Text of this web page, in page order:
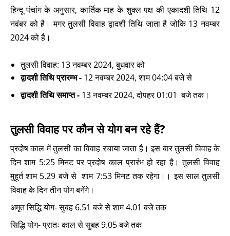
हिन्दू पंचांग के अनुसार, कार्तिक माह के शुक्ल पक्ष की एकादशी तिथि 12
नवंबर को है। मगर तुलसी विवाह द्वादशी तिथि जाता है जोकि 13 नवम्बर
2024 को है।
तुलसी विवाह: 13 नवम्बर 2024, बुधवार को
द्वादशी तिथि प्रारम्भ - 12 नवम्बर 2024, शाम 04:04 बजे से
द्वादशी तिथि समाप्त - 13 नवम्बर 2024, दोपहर 01:01 बजे तक।
तुलसी विवाह पर कौन से योग बन रहे हैं?
प्रदोष काल में तुलसी का विवाह रचाया जाता है। इस बार तुलसी विवाह के
दिन शाम 5:25 मिनट पर प्रदोष काल प्रारंभ हो रहा है। तुलसी विवाह
मुहूर्त शाम 5.29 बजे से शाम 7:53 मिनट तक रहेगा।। इस साल तुलसी
विवाह के दिन तीन योग बनेंगे।
अमृत ​​सिद्धि योग- सुबह 6.51 बजे से शाम 4.01 बजे तक
सिद्धि योग- प्रातः काल से सुबह 9.05 बजे तक